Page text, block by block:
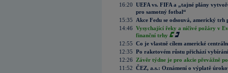
16:20 UEFA vs. FIFA a „tajné plány
pro samotný fotbal“
15:35
Akce Fedu se odsouvá, americký
14:46 Vysychající řeky a ničivé požáry v
finanční trhy
12:55 Co je vlastně cílem americké
12:35 Po raketovém růstu přichází
12:26
Závěr týdne je pro akcie převážně
11:52 ČEZ, a.s.: Oznámení o výplatě